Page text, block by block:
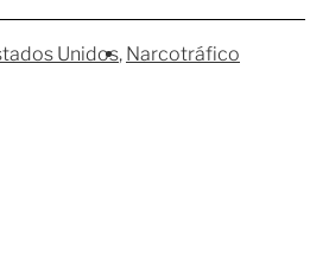
Unidos Narcotráfico